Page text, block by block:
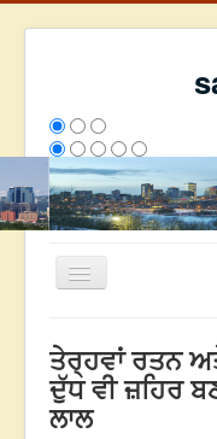
Toggle
ਰਚਨਾਵਾਂ
ਸਰੋਕਾਰ ਦੇ ਲੇਖਕ
ਤੇਰ੍ਹਵਾਂ ਰਤਨ
ਦੁੱਧ ਵੀ ਜ਼ਹਿਰ
ਲਾਲ